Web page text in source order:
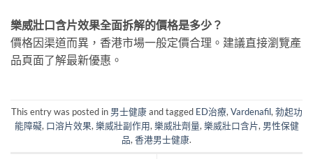
樂威壯口含片效果全面拆解的價格是多少？
價格因渠道而異，香港市場一般定價合理。建議直接瀏覽產
品頁面了解最新優惠。
This entry was posted in 男士健康and tagged ED治療, Vardenafil, 勃起功
能障礙, 口溶片效果, 樂威壯副作用, 樂威壯劑量, 樂威壯口含片, 男性保健
品, 香港男士健康.